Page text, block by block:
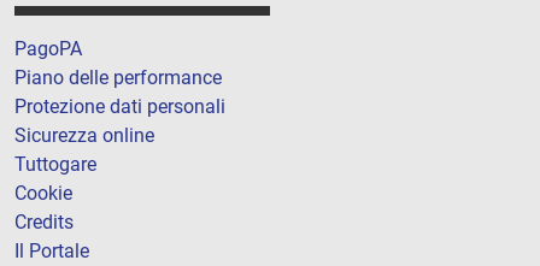
PagoPA
Piano delle performance
Protezione dati personali
Sicurezza online
Tuttogare
Cookie
Credits
Il Portale